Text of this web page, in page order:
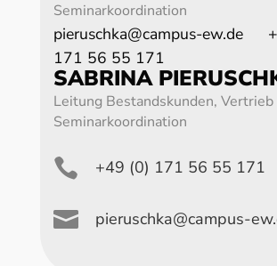
Seminarkoordination
pieruschka@campus-ew.de
171 56 55 171
SABRINA
Leitung Bestandskunden, Vertrieb
Seminarkoordination
 +49 (0) 171 56 55 171
 pieruschka@campus-